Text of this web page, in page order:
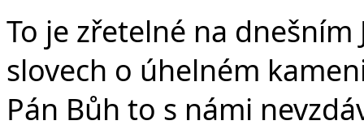
To je zřetelné na
slovech o úhelném
Pán Bůh to s námi